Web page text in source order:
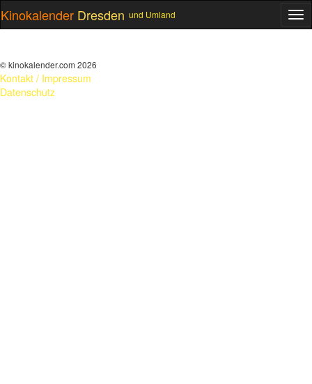
Kinokalender Dresden und Umland
© kinokalender.com 2026
Kontakt / Impressum
Datenschutz